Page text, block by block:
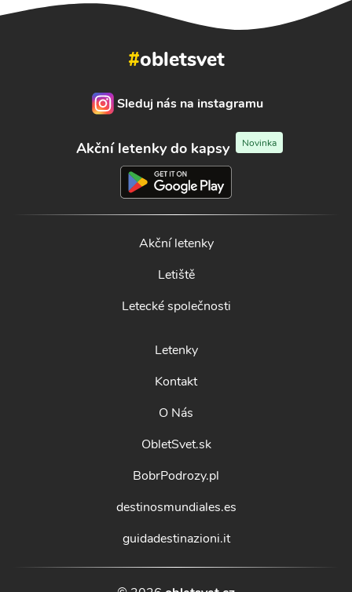
#obletsvet
Sleduj nás na instagramu
Akční letenky do kapsy Novinka
Akční letenky
Letiště
Letecké společnosti
Letenky
Kontakt
O Nás
ObletSvet.sk
BobrPodrozy.pl
destinosmundiales.es
guidadestinazioni.it